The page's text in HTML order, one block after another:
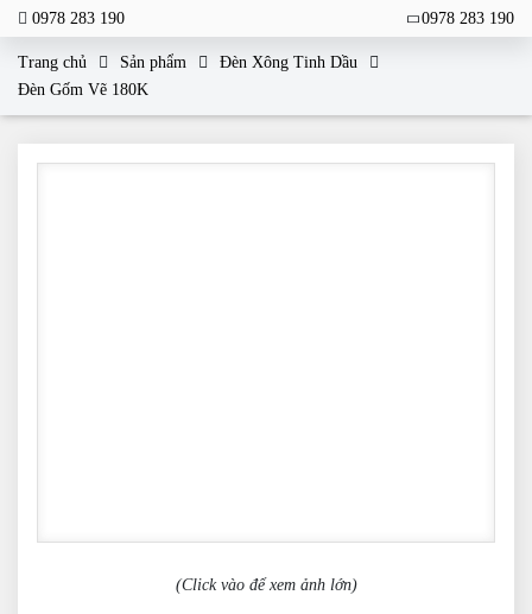
0978 283 190 0978 283 190
Trang chủ Sản phẩm
Đèn Xông Tinh Dầu
Đèn Gốm Vẽ 180K
(Click vào để xem ảnh lớn)